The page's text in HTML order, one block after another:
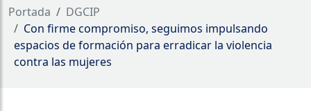
Portada
DGCIP
Con firme compromiso, seguimos impulsando
espacios de formación para erradicar la violencia
contra las mujeres